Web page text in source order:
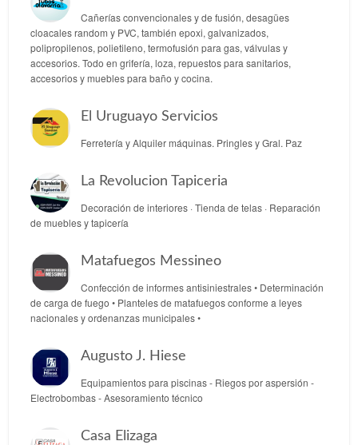
Cañerías convencionales y de fusión, desagües
cloacales random y PVC, también epoxi, galvanizados,
polipropilenos, polietileno, termofusión para gas, válvulas y
accesorios. Todo en grifería, loza, repuestos para sanitarios,
accesorios y muebles para baño y cocina.
El Uruguayo Servicios
Ferretería y Alquiler máquinas. Pringles y Gral. Paz
La Revolucion Tapiceria
Decoración de interiores · Tienda de telas · Reparación
de muebles y tapicería
Matafuegos Messineo
Confección de informes antisiniestrales • Determinación
de carga de fuego • Planteles de matafuegos conforme a leyes
nacionales y ordenanzas municipales •
Augusto J. Hiese
Equipamientos para piscinas - Riegos por aspersión -
Electrobombas - Asesoramiento técnico
Casa Elizaga